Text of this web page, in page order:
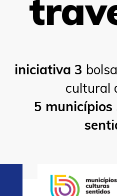
iniciativa 3
cultural
5